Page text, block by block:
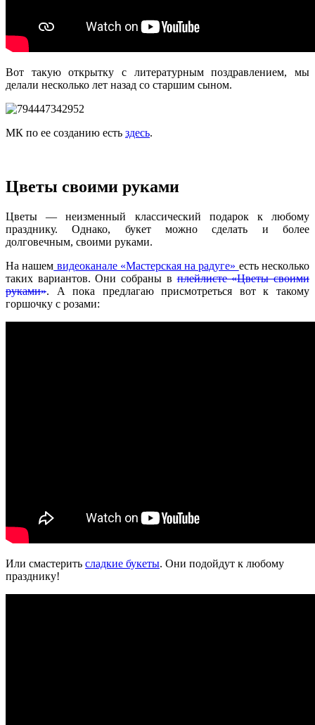
Вот такую открытку с литературным поздравлением, мы
делали несколько лет назад со старшим сыном.
МК по ее созданию есть здесь.
Цветы своими руками
Цветы — неизменный классический подарок к любому
празднику. Однако, букет можно сделать и более
долговечным, своими руками.
На нашем видеоканале «Мастерская на радуге» есть несколько
таких вариантов. Они собраны вплейлисте «Цветы своими
руками». А пока предлагаю присмотреться вот к такому
горшочку с розами:
Или смастерить сладкие букеты. Они подойдут к любому
празднику!